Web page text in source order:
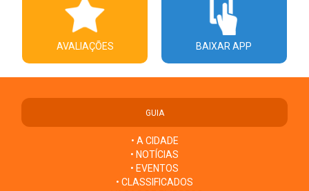
AVALIAÇÕES BAIXAR APP
GUIA
• A CIDADE
• NOTÍCIAS
• EVENTOS
• CLASSIFICADOS